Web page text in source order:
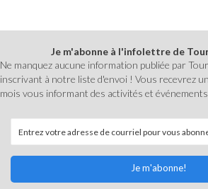
Je m'abonne à l'infolettre de
Ne manquez aucune information publiée par
inscrivant à notre liste d'envoi ! Vous recevrez
mois vous informant des activités et
Je m'abonne!